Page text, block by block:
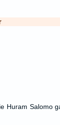
Huram Salomo